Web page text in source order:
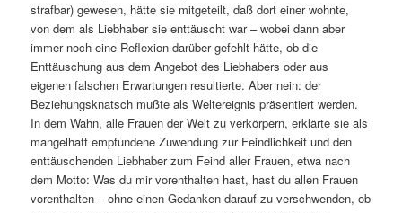
strafbar) gewesen, hätte sie mitgeteilt, daß dort einer wohnte,
von dem als Liebhaber sie enttäuscht war – wobei dann aber
immer noch eine Reflexion darüber gefehlt hätte, ob die
Enttäuschung aus dem Angebot des Liebhabers oder aus
eigenen falschen Erwartungen resultierte. Aber nein: der
Beziehungsknatsch mußte als Weltereignis präsentiert werden.
In dem Wahn, alle Frauen der Welt zu verkörpern, erklärte sie als
mangelhaft empfundene Zuwendung zur Feindlichkeit und den
enttäuschenden Liebhaber zum Feind aller Frauen, etwa nach
dem Motto: Was du mir vorenthalten hast, hast du allen Frauen
vorenthalten – ohne einen Gedanken darauf zu verschwenden, ob